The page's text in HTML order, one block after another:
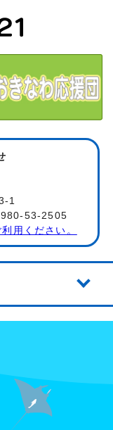
1
53-2505
用ください。